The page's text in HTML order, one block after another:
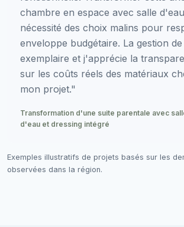
chambre en espace avec salle
nécessité des choix malins pour
enveloppe budgétaire. La gestion
exemplaire et j'apprécie la
sur les coûts réels des matériaux
mon projet."
Transformation d'une suite parentale avec
d'eau et dressing intégré
Exemples illustratifs de projets basés sur les
observées dans la région.